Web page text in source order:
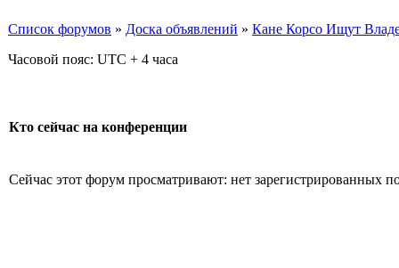
Список форумов » Доска объявлений » Кане Корсо Ищут
Часовой пояс: UTC + 4 часа
Кто сейчас на конференции
Сейчас этот форум просматривают: нет зарегистрированных